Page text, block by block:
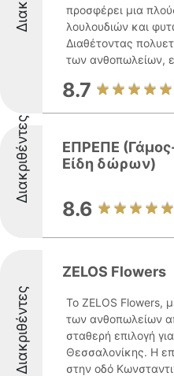
προσφέρει μια
λουλουδιών και
Διαθέτοντας
των ανθοπωλείων,
8.7
Διακριθέντες
ΕΠΡΕΠΕ
Είδη δώρων)
8.6
Διακριθέντες
ZELOS Flowers
Το ZELOS Flowers,
των ανθοπωλείων
σταθερή επιλογή
Θεσσαλονίκης. Η
στην οδό